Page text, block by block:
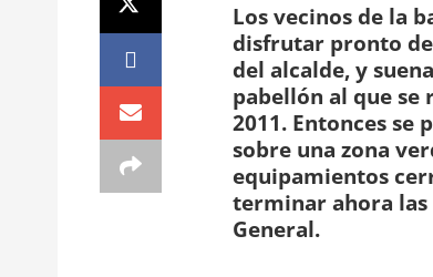
Los vecinos de la
disfrutar pronto
del alcalde, y
pabellón al que
2011. Entonces se
sobre una zona
equipamientos
terminar ahora las
General.